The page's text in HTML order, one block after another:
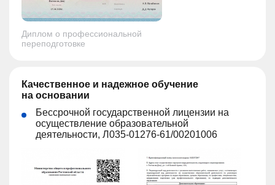
Диплом о профессиональной
переподготовке
Качественное и надежное обучение
на основании
Бессрочной государственной лицензии на
осуществление образовательной
деятельности, Л035-01276-61/00201006